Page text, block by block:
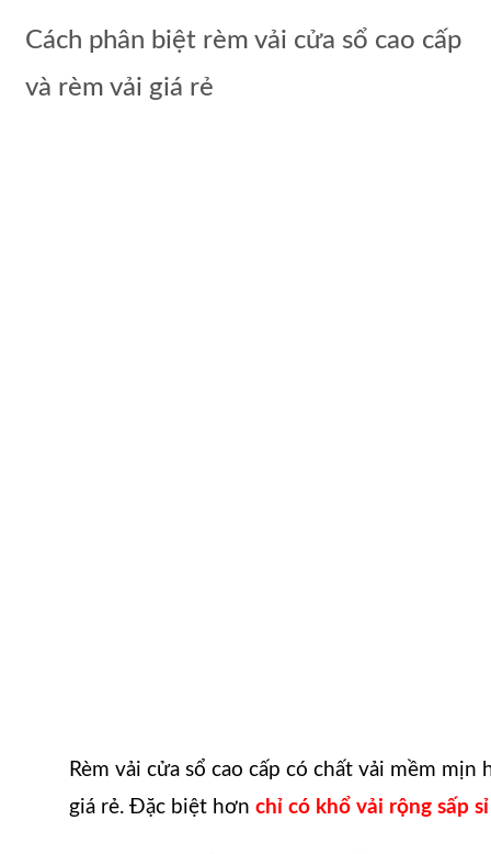
Cách phân biệt rèm vải cửa sổ cao cấp
và rèm vải giá rẻ
Rèm vải cửa sổ cao cấp có chất vải mềm
giá rẻ. Đặc biệt hơn chỉ có khổ vải rộng sấp